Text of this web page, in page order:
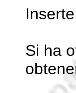
Si ha